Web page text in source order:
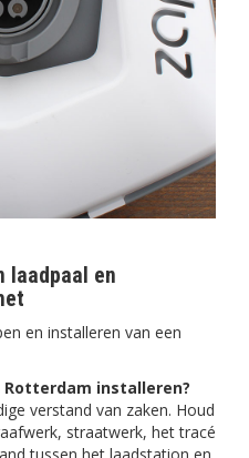
laadpaal en
en installeren van een
installeren?
verstand van zaken. Houd
straatwerk, het tracé